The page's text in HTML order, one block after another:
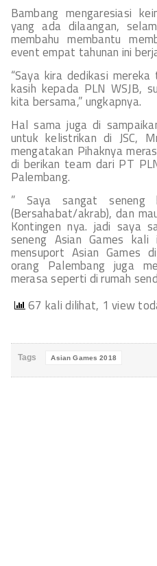
Bambang mengaresiasi
yang ada dilaangan,
membahu membantu
event empat tahunan ini
“Saya kira dedikasi
kasih kepada PLN WSJB,
kita bersama,” ungkapnya.
Hal sama juga di
untuk kelistrikan di JSC,
mengatakan Pihaknya
di berikan team dari PT
Palembang.
” Saya sangat
(Bersahabat/akrab), dan
Kontingen nya. jadi saya
seneng Asian Games
mensuport Asian Games
orang Palembang juga
merasa seperti di rumah
67 kali dilihat, 1 view
Tags Asian Games 2018